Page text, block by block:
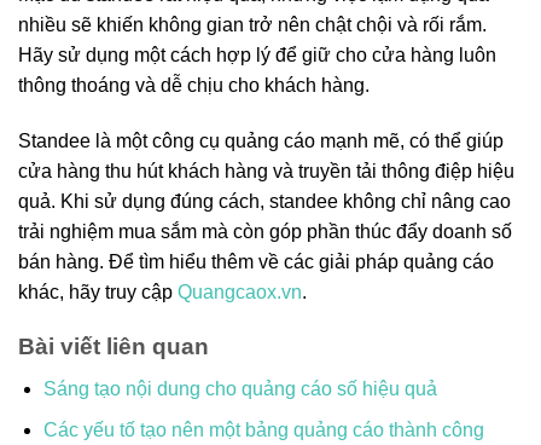
nhiều sẽ khiến không gian trở nên chật chội và rối rắm.
Hãy sử dụng một cách hợp lý để giữ cho cửa hàng luôn
thông thoáng và dễ chịu cho khách hàng.
Standee là một công cụ quảng cáo mạnh mẽ, có thể giúp
cửa hàng thu hút khách hàng và truyền tải thông điệp hiệu
quả. Khi sử dụng đúng cách, standee không chỉ nâng cao
trải nghiệm mua sắm mà còn góp phần thúc đẩy doanh số
bán hàng. Để tìm hiểu thêm về các giải pháp quảng cáo
khác, hãy truy cập Quangcaox.vn.
Bài viết liên quan
Sáng tạo nội dung cho quảng cáo số hiệu quả
Các yếu tố tạo nên một bảng quảng cáo thành công